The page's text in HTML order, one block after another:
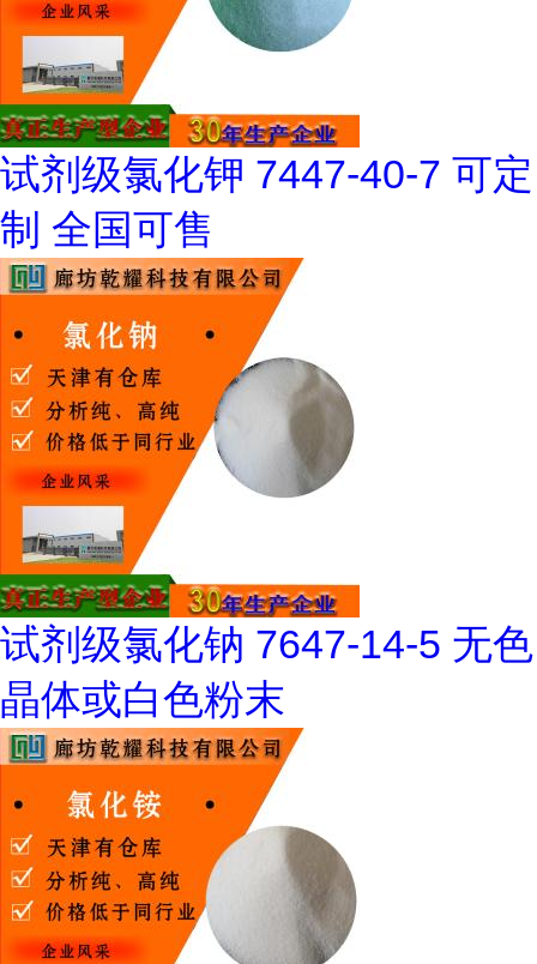
试剂级氯化钾 7447-40-7 可定
制 全国可售
试剂级氯化钠 7647-14-5 无色
晶体或白色粉末